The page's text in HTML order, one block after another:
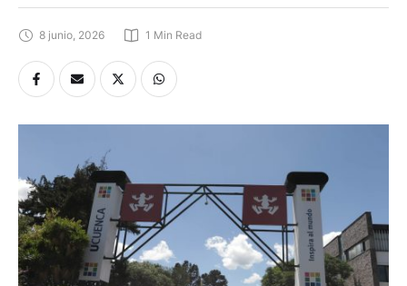
8 junio, 2026 1 Min Read